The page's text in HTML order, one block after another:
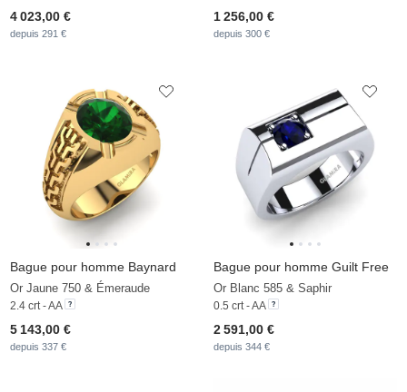
4 023,00 €
depuis 291 €
1 256,00 €
depuis 300 €
Bague pour homme Baynard
Or Jaune 750 & Émeraude
2.4 crt - AA
5 143,00 €
depuis 337 €
Bague pour homme Guilt Free
Or Blanc 585 & Saphir
0.5 crt - AA
2 591,00 €
depuis 344 €